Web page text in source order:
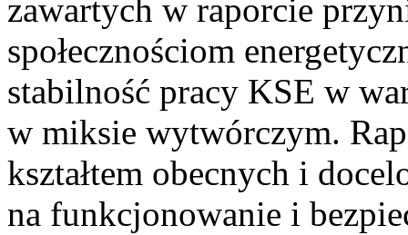
zawartych w raporcie
społecznościom
stabilność pracy KSE w
w miksie wytwórczym.
kształtem obecnych i
na funkcjonowanie i